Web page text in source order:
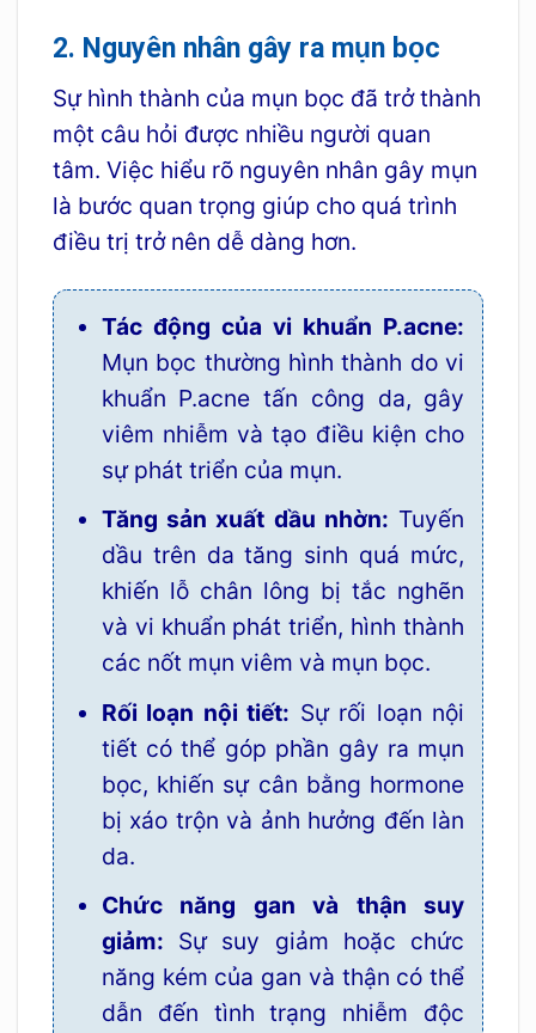
2. Nguyên nhân gây ra mụn bọc
Sự hình thành của mụn bọc đã trở thành
một câu hỏi được nhiều người quan
tâm. Việc hiểu rõ nguyên nhân gây mụn
là bước quan trọng giúp cho quá trình
điều trị trở nên dễ dàng hơn.
Tác động của vi khuẩn P.acne:
Mụn bọc thường hình thành do vi
khuẩn P.acne tấn công da, gây
viêm nhiễm và tạo điều kiện cho
sự phát triển của mụn.
Tăng sản xuất dầu nhờn: Tuyến
dầu trên da tăng sinh quá mức,
khiến lỗ chân lông bị tắc nghẽn
và vi khuẩn phát triển, hình thành
các nốt mụn viêm và mụn bọc.
Rối loạn nội tiết: Sự rối loạn nội
tiết có thể góp phần gây ra mụn
bọc, khiến sự cân bằng hormone
bị xáo trộn và ảnh hưởng đến làn
da.
Chức năng gan và thận suy
giảm: Sự suy giảm hoặc chức
năng kém của gan và thận có thể
dẫn đến tình trạng nhiễm độc